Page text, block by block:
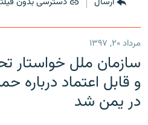
مرداد ۲۰, ۱۳۹۷
سازمان ملل خواستار
و قابل اعتماد درباره
در یمن شد